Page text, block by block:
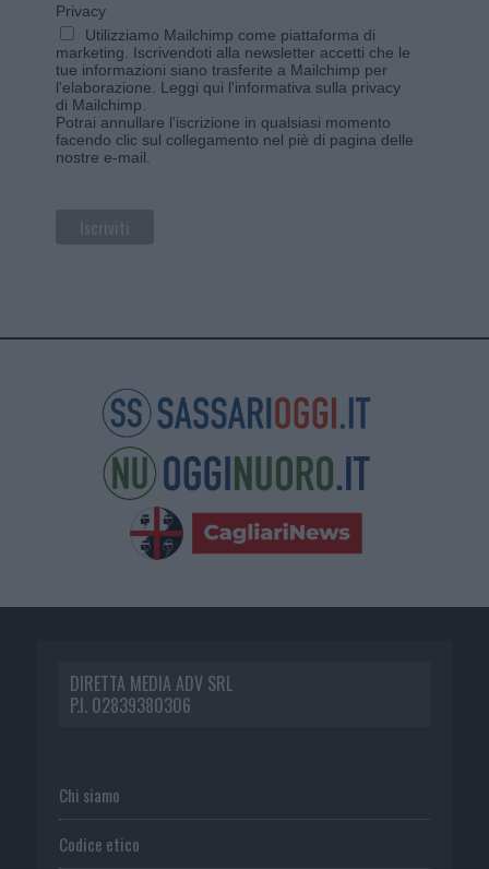
Privacy
Utilizziamo Mailchimp come piattaforma di
marketing. Iscrivendoti alla newsletter accetti che le
tue informazioni siano trasferite a Mailchimp per
l'elaborazione. Leggi qui l'informativa sulla privacy
di Mailchimp
Potrai annullare l'iscrizione in qualsiasi momento
facendo clic sul collegamento nel piè di pagina delle
nostre e-mail.
DIRETTA MEDIA ADV SRL
P.I. 02839380306
Chi siamo
Codice etico